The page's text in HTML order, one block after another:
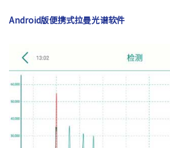
Android版便携式拉曼光谱软件